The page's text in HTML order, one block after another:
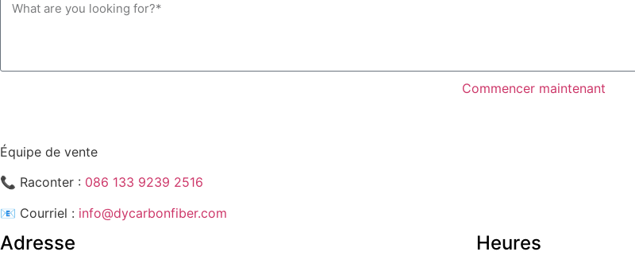
Commencer maintenant
Équipe de vente
📞 Raconter : 086 133 9239 2516
📧 Courriel : info@dycarbonfiber.com
Adresse Heures